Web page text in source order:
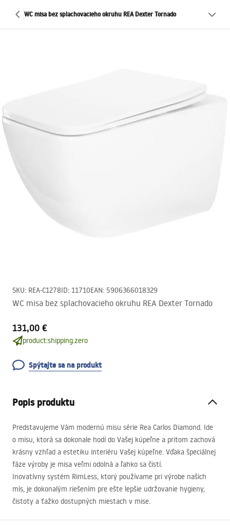
WC misa bez splachovacieho okruhu REA Dexter Tornado
SKU: REA-C1278ID: 11710EAN: 5906366018329
WC misa bez splachovacieho okruhu REA Dexter Tornado
131,00 €
product:shipping.zero
Spýtajte sa na produkt
Popis produktu
Predstavujeme Vám modernú misu série Rea Carlos Diamond. Ide
o misu, ktorá sa dokonale hodí do Vašej kúpeľne a pritom zachová
krásny vzhľad a estetiku interiéru Vašej kúpeľne. Vďaka špeciálnej
fáze výroby je misa veľmi odolná a ľahko sa čistí.
Inovatívny systém RimLess, ktorý používame pri výrobe našich
mís, je dokonalým riešením pre ešte lepšie udržovanie hygieny,
čistoty a ťažko dostupných miestach v mise.